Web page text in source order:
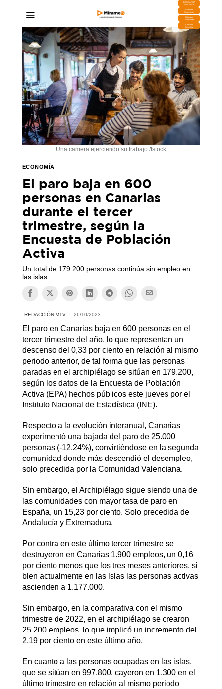
DESCARGA
MIRAPLAY
Buzón de
Sugerencias
Contratar
Publicidad
Contacto
Comercial
Una camera ejerciendo su trabajo /Istock
ECONOMÍA
El paro baja en 600
personas en Canarias
durante el tercer
trimestre, según la
Encuesta de Población
Activa
Un total de 179.200 personas continúa sin empleo en
las islas
REDACCIÓN MTV 26/10/2023
El paro en Canarias baja en 600 personas en el
tercer trimestre del año, lo que representan un
descenso del 0,33 por ciento en relación al mismo
periodo anterior, de tal forma que las personas
paradas en el archipiélago se sitúan en 179.200,
según los datos de la Encuesta de Población
Activa (EPA) hechos públicos este jueves por el
Instituto Nacional de Estadística (INE).
Respecto a la evolución interanual, Canarias
experimentó una bajada del paro de 25.000
personas (-12,24%), convirtiéndose en la segunda
comunidad donde más descendió el desempleo,
solo precedida por la Comunidad Valenciana.
Sin embargo, el Archipiélago sigue siendo una de
las comunidades con mayor tasa de paro en
España, un 15,23 por ciento. Solo precedida de
Andalucía y Extremadura.
Por contra en este último tercer trimestre se
destruyeron en Canarias 1.900 empleos, un 0,16
por ciento menos que los tres meses anteriores, si
bien actualmente en las islas las personas activas
ascienden a 1.177.000.
Sin embargo, en la comparativa con el mismo
trimestre de 2022, en el archipiélago se crearon
25.200 empleos, lo que implicó un incremento del
2,19 por ciento en este último año.
En cuanto a las personas ocupadas en las islas,
que se sitúan en 997.800, cayeron en 1.300 en el
último trimestre en relación al mismo periodo